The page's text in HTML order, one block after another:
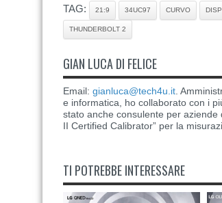
TAG: 21:9 34UC97 CURVO
THUNDERBOLT 2
GIAN LUCA DI FELICE
Email: gianluca@tech4u.it .
e informatica, ho collaborato con i
stato anche consulente per aziende
II Certified Calibrator” per la
TI POTREBBE INTERESSARE